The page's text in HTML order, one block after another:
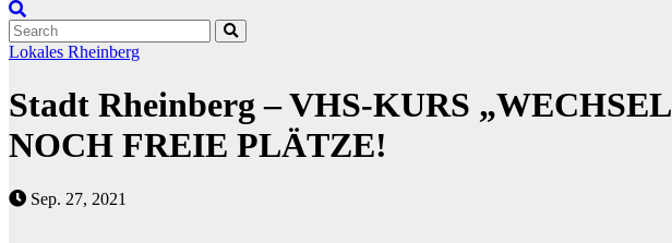
Lokales Rheinberg
Stadt Rheinberg – VHS-KURS
NOCH FREIE PLÄTZE!
Sep. 27, 2021